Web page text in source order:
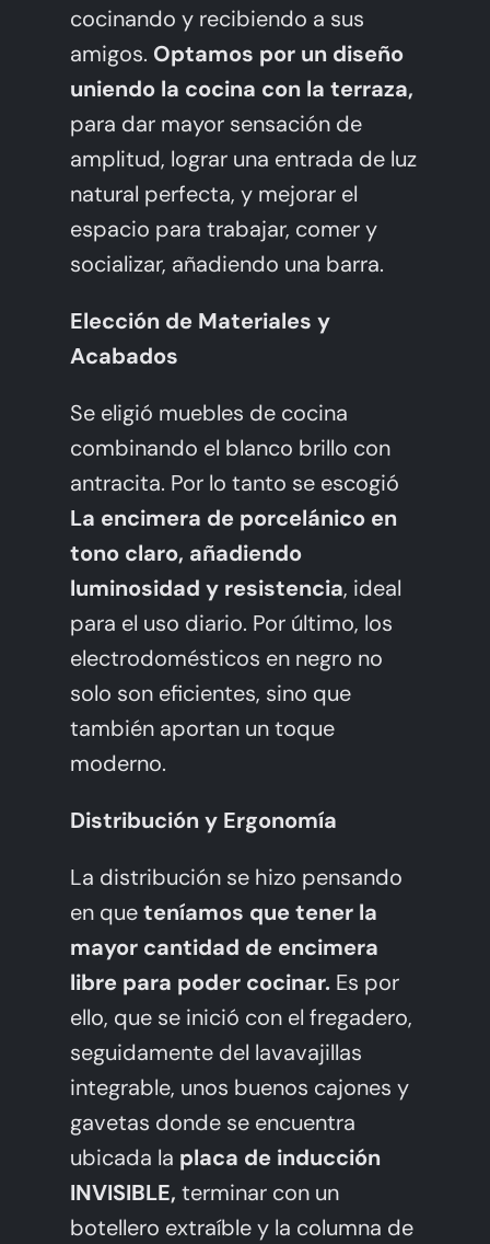
cocinando y recibiendo a sus
amigos. Optamos por un diseño
uniendo la cocina con la terraza,
para dar mayor sensación de
amplitud, lograr una entrada de luz
natural perfecta, y mejorar el
espacio para trabajar, comer y
socializar, añadiendo una barra.
Elección de Materiales y
Acabados
Se eligió muebles de cocina
combinando el blanco brillo con
antracita. Por lo tanto se escogió
La encimera de porcelánico en
tono claro, añadiendo
luminosidad y resistencia, ideal
para el uso diario. Por último, los
electrodomésticos en negro no
solo son eficientes, sino que
también aportan un toque
moderno.
Distribución y Ergonomía
La distribución se hizo pensando
en queteníamos que tener la
mayor cantidad de encimera
libre para poder cocinar.Es por
ello, que se inició con el fregadero,
seguidamente del lavavajillas
integrable, unos buenos cajones y
gavetas donde se encuentra
ubicada la placa de inducción
INVISIBLE, terminar con un
botellero extraíble y la columna de